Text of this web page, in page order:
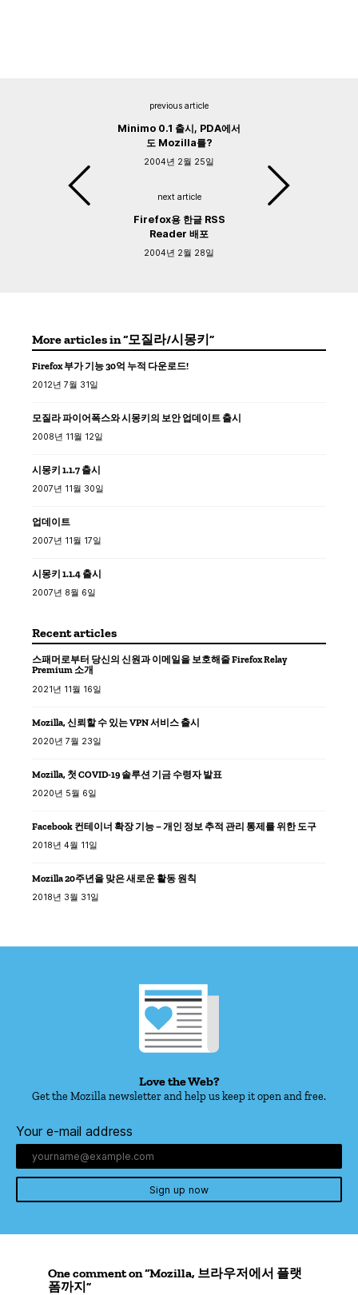
previous article
Minimo 0.1 출시, PDA에서
도 Mozilla를?
2004년 2월 25일
next article
Firefox용 한글 RSS
Reader 배포
2004년 2월 28일
More articles in “모질라/시몽키”
Firefox 부가 기능 30억 누적 다운로드!
2012년 7월 31일
모질라 파이어폭스와 시몽키의 보안 업데이트 출시
2008년 11월 12일
시몽키 1.1.7 출시
2007년 11월 30일
업데이트
2007년 11월 17일
시몽키 1.1.4 출시
2007년 8월 6일
Recent articles
스패머로부터 당신의 신원과 이메일을 보호해줄 Firefox Relay
Premium 소개
2021년 11월 16일
Mozilla, 신뢰할 수 있는 VPN 서비스 출시
2020년 7월 23일
Mozilla, 첫 COVID-19 솔루션 기금 수령자 발표
2020년 5월 6일
Facebook 컨테이너 확장 기능 – 개인 정보 추적 관리 통제를 위한 도구
2018년 4월 11일
Mozilla 20주년을 맞은 새로운 활동 원칙
2018년 3월 31일
Love the Web?
Get the Mozilla newsletter and help us keep it open and free.
Your e-mail address
Sign up now
One comment on “Mozilla, 브라우저에서 플랫
폼까지”